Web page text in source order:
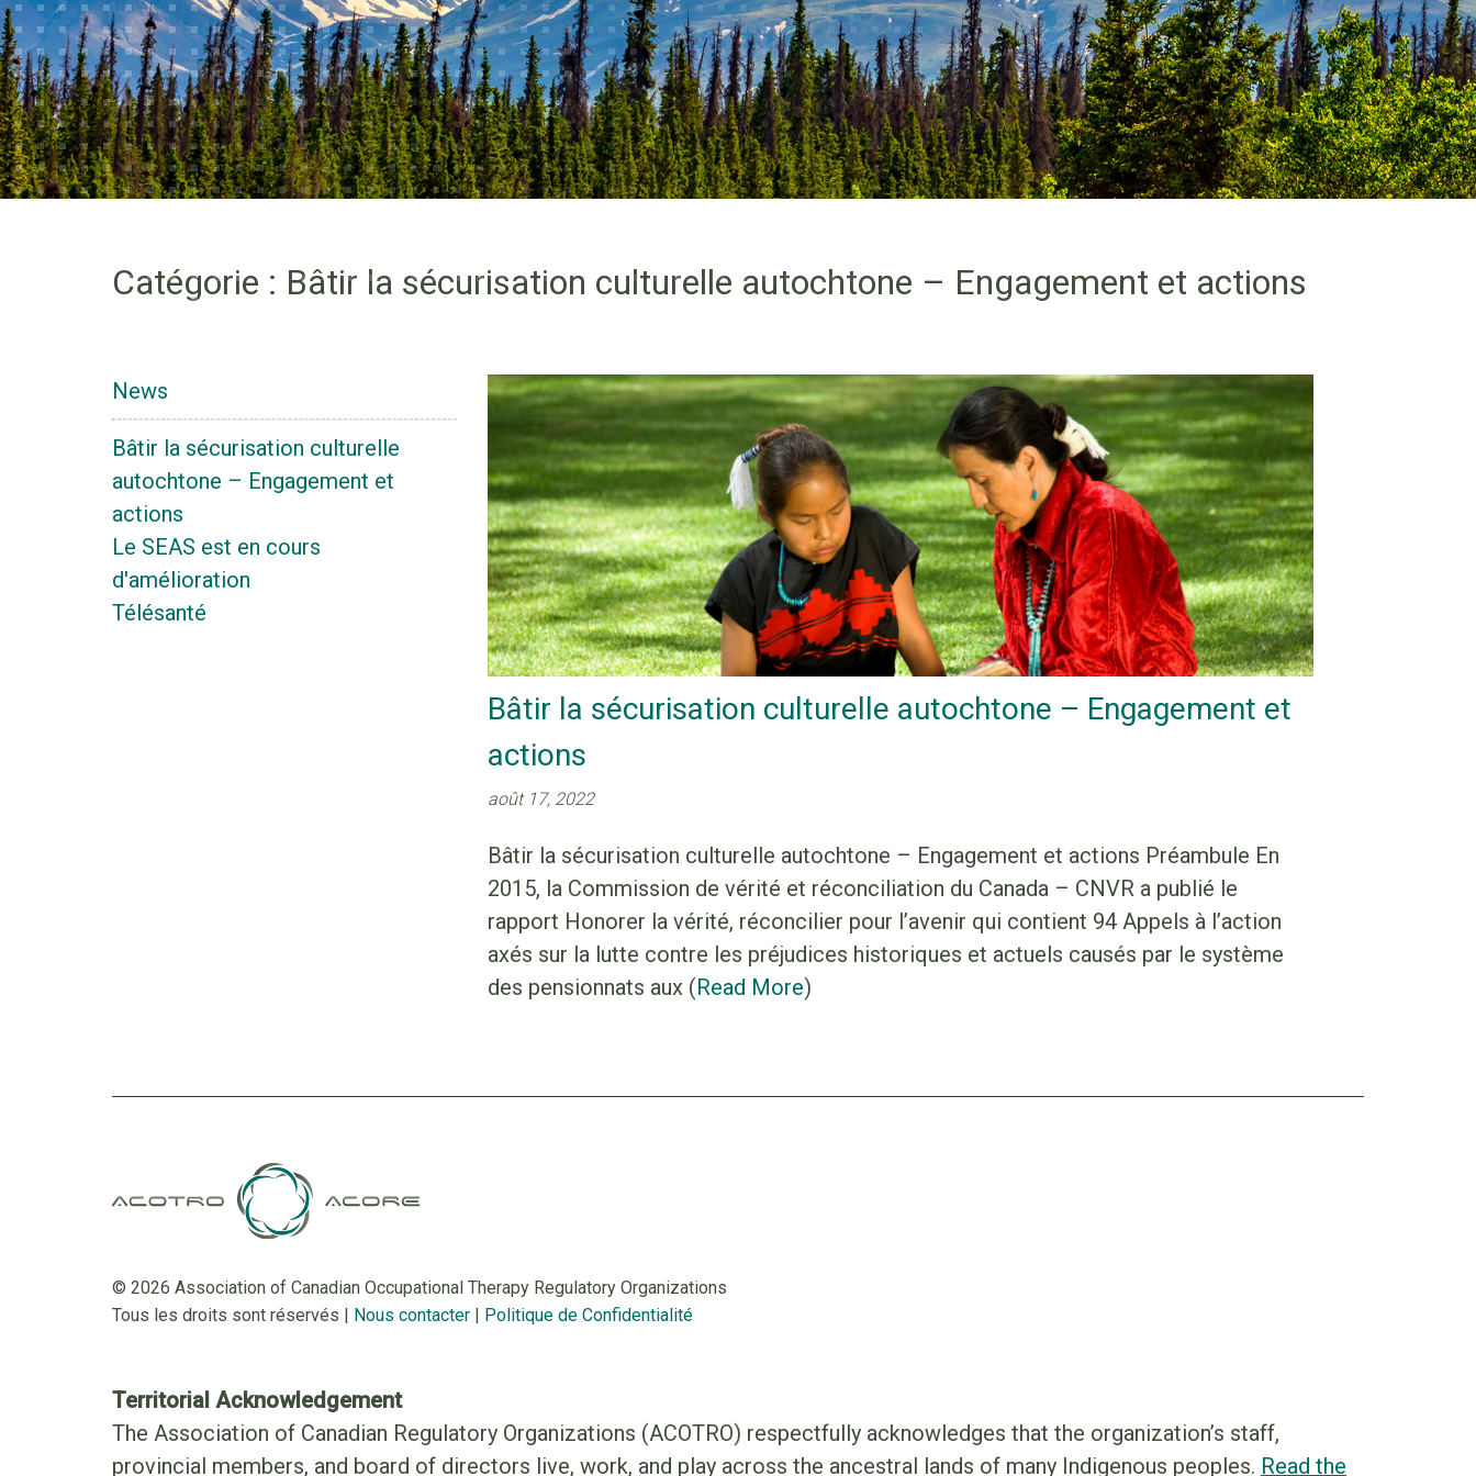
Catégorie : Bâtir la sécurisation culturelle autochtone – Engagement et actions
News
Bâtir la sécurisation culturelle
autochtone – Engagement et
actions
Le SEAS est en cours
d'amélioration
Télésanté
Bâtir la sécurisation culturelle autochtone – Engagement et
actions
août 17, 2022
Bâtir la sécurisation culturelle autochtone – Engagement et actions Préambule En
2015, la Commission de vérité et réconciliation du Canada – CNVR a publié le
rapport Honorer la vérité, réconcilier pour l’avenir qui contient 94 Appels à l’action
axés sur la lutte contre les préjudices historiques et actuels causés par le système
des pensionnats aux (Read More)
© 2026 Association of Canadian Occupational Therapy Regulatory Organizations
Tous les droits sont réservés | Nous contacter | Politique de Confidentialité
Territorial Acknowledgement
The Association of Canadian Regulatory Organizations (ACOTRO) respectfully acknowledges that the organization’s staff,
provincial members, and board of directors live, work, and play across the ancestral lands of many Indigenous peoples. Read the